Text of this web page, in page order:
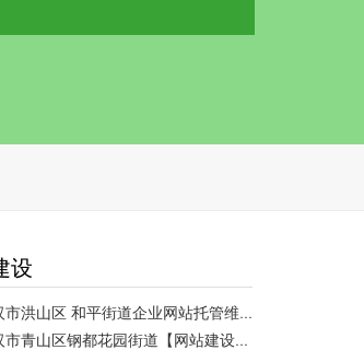
设
湖北省武汉市洪山区 和平街道企业网站托管维护/网站优化 咨询服务
湖北省武汉市青山区钢都花园街道【网站建设】做一个网站大概需要多少钱？ 咨询服务